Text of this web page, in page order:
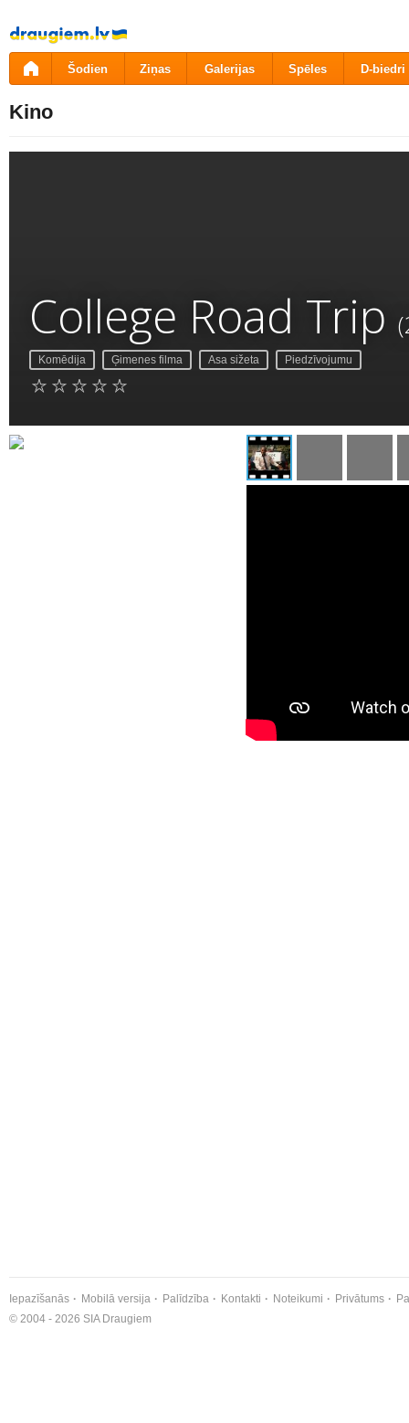
Pāriet
uz
saturu
Šodien Ziņas Galerijas Spēles D-biedri
Kino
College Road Trip
Komēdija Ģimenes filma Asa sižeta Piedzīvojumu
Iepazīšanās Mobilā versija Palīdzība Kontakti Noteikumi Privātums
© 2004 - 2026 SIA Draugiem